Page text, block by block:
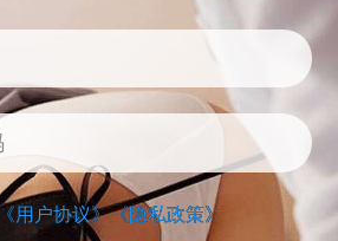
用户协议》《隐私政策》